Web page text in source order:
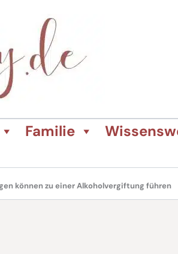
Familie
können zu einer Alkoholvergiftung führen